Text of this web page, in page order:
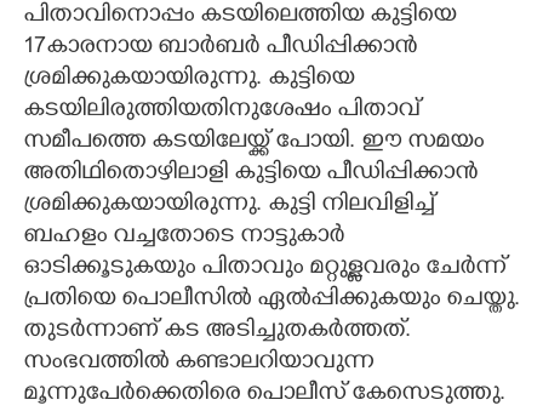
പിതാവിനൊപ്പം കടയിലെത്തിയ കുട്ടിയെ
17കാരനായ ബാർബർ പീഡിപ്പിക്കാൻ
ശ്രമിക്കുകയായിരുന്നു. കുട്ടിയെ
കടയിലിരുത്തിയതിനുശേഷം പിതാവ്
സമീപത്തെ കടയിലേയ്ക്ക് പോയി. ഈ സമയം
അതിഥിതൊഴിലാളി കുട്ടിയെ പീഡിപ്പിക്കാൻ
ശ്രമിക്കുകയായിരുന്നു. കുട്ടി നിലവിളിച്ച്
ബഹളം വച്ചതോടെ നാട്ടുകാർ
ഓടിക്കൂടുകയും പിതാവും മറ്റുള്ളവരും ചേർന്ന്
പ്രതിയെ പൊലീസിൽ ഏൽപ്പിക്കുകയും ചെയ്തു.
തുടർന്നാണ് കട അടിച്ചുതകർത്തത്.
സംഭവത്തിൽ കണ്ടാലറിയാവുന്ന
മൂന്നുപേർക്കെതിരെ പൊലീസ് കേസെടുത്തു.